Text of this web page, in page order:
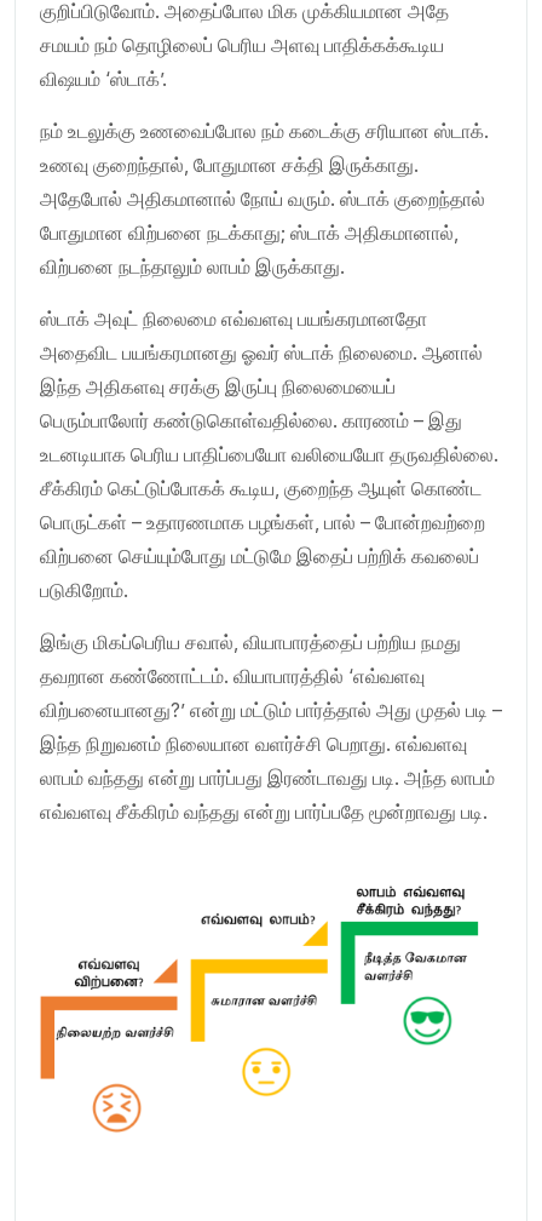
குறிப்பிடுவோம். அதைப்போல மிக முக்கியமான அதே
சமயம் நம் தொழிலைப் பெரிய அளவு பாதிக்கக்கூடிய
விஷயம் ‘ஸ்டாக்’.
நம் உடலுக்கு உணவைப்போல நம் கடைக்கு சரியான ஸ்டாக்.
உணவு குறைந்தால், போதுமான சக்தி இருக்காது.
அதேபோல் அதிகமானால் நோய் வரும். ஸ்டாக் குறைந்தால்
போதுமான விற்பனை நடக்காது; ஸ்டாக் அதிகமானால்,
விற்பனை நடந்தாலும் லாபம் இருக்காது.
ஸ்டாக் அவுட் நிலைமை எவ்வளவு பயங்கரமானதோ
அதைவிட பயங்கரமானது ஓவர் ஸ்டாக் நிலைமை. ஆனால்
இந்த அதிகளவு சரக்கு இருப்பு நிலைமையைப்
பெரும்பாலோர் கண்டுகொள்வதில்லை. காரணம் – இது
உடனடியாக பெரிய பாதிப்பையோ வலியையோ தருவதில்லை.
சீக்கிரம் கெட்டுப்போகக் கூடிய, குறைந்த ஆயுள் கொண்ட
பொருட்கள் – உதாரணமாக பழங்கள், பால் – போன்றவற்றை
விற்பனை செய்யும்போது மட்டுமே இதைப் பற்றிக் கவலைப்
படுகிறோம்.
இங்கு மிகப்பெரிய சவால், வியாபாரத்தைப் பற்றிய நமது
தவறான கண்ணோட்டம். வியாபாரத்தில் ‘எவ்வளவு
விற்பனையானது?’ என்று மட்டும் பார்த்தால் அது முதல் படி –
இந்த நிறுவனம் நிலையான வளர்ச்சி பெறாது. எவ்வளவு
லாபம் வந்தது என்று பார்ப்பது இரண்டாவது படி. அந்த லாபம்
எவ்வளவு சீக்கிரம் வந்தது என்று பார்ப்பதே மூன்றாவது படி.